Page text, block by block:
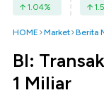
1.04% 1.5
HOME Market Berita
BI:
1 Miliar